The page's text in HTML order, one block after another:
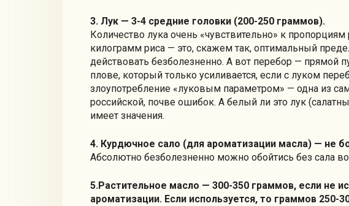
3. Лук — 3-4 средние головки (200-250 граммов).
Количество лука очень «чувствительно» к
килограмм риса — это, скажем так, оптимальный
действовать безболезненно. А вот перебор — прямой
плове, который только усиливается, если с луком
злоупотребление «луковым параметром» — одна из
российской, почве ошибок. А белый ли это лук
имеет значения.
4. Курдючное сало (для ароматизации масла) — не
Абсолютно безболезненно можно обойтись без сала
5.Растительное масло — 300-350 граммов, если не
ароматизации. Если используется, то граммов 250-